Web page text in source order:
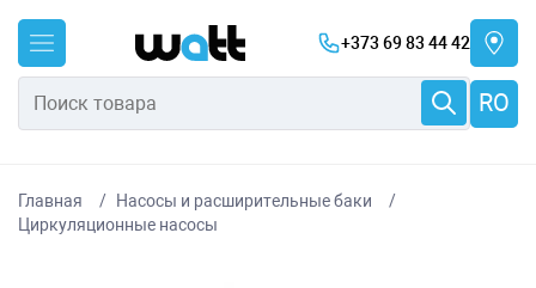
+373 69 83 44 42
RO
Главная
Насосы и расширительные баки
Циркуляционные насосы